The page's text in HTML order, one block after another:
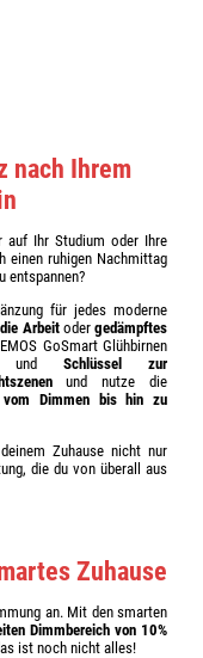
nach Ihrem
auf Ihr Studium oder Ihre
einen ruhigen Nachmittag
entspannen?
für jedes moderne
Arbeitodergedämpftes
EMOS GoSmart Glühbirnen
Schlüssel zur
und nutze die
vom Dimmen bis hin zu
Zuhause nicht nur
die du von überall aus
Zuhause
an. Mit den smarten
Dimmbereich von 10%
ist noch nicht alles!